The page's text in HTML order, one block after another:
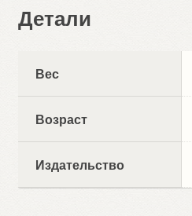
Детали
Вес
Возраст
Издательство